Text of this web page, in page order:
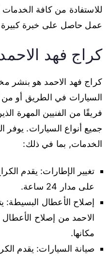
للاستفادة من كافة
عمل حاصل على خبرة
كراج فهد الاحمد
كراج فهد الاحمد هو بنشر
السيارات في الطريق أو من
فريقًا من الفنيين المهرة
جميع أنواع السيارات.
الخدمات, بما في ذلك:
تغيير الإطارات: يقدم
على مدار 24 ساعة.
إصلاح الأعطال البسيطة:
الاحمد من إصلاح
مكانها.
صيانة السيارات: يقدم